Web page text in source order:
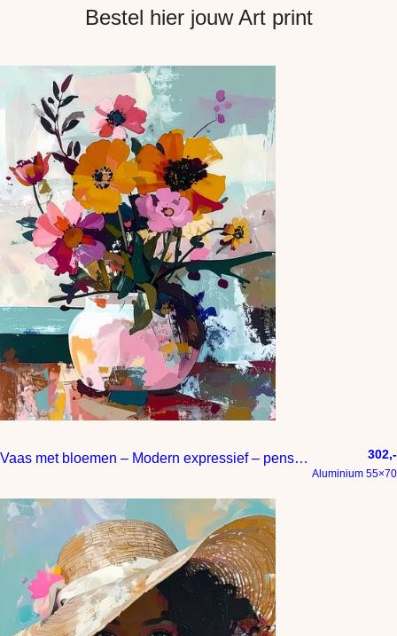
Bestel hier jouw Art print
Vaas met bloemen – Modern expressief – penseelstreken en abstracte kleurige vlakken 302,-
Aluminium 55×70